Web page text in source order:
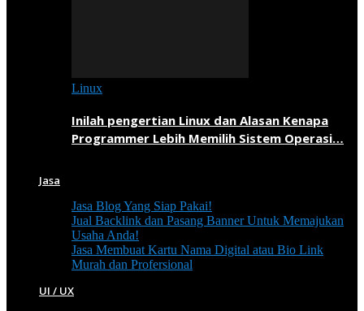
Linux
Inilah pengertian Linux dan Alasan Kenapa
Programmer Lebih Memilih Sistem Operasi…
Jasa
Jasa Blog Yang Siap Pakai!
Jual Backlink dan Pasang Banner Untuk Memajukan
Usaha Anda!
Jasa Membuat Kartu Nama Digital atau Bio Link
Murah dan Profersional
UI / UX